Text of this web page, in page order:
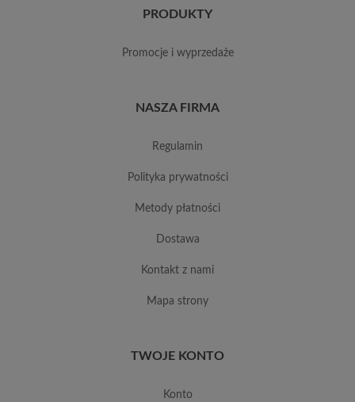
PRODUKTY
promocje i wyprzedaże
NASZA FIRMA
regulamin
polityka prywatności
metody płatności
dostawa
kontakt z nami
mapa strony
TWOJE KONTO
konto